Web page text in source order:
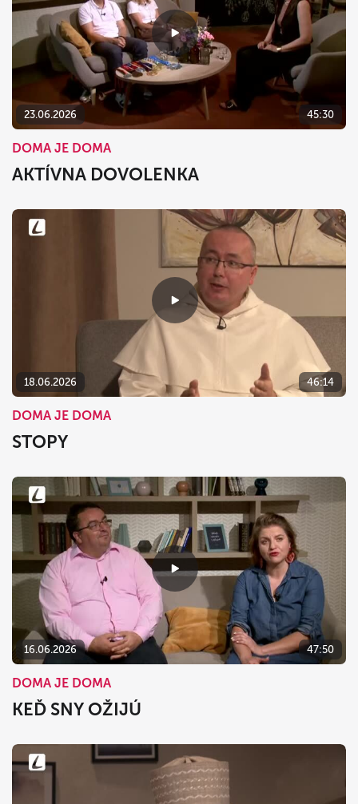
23.06.2026 45:30
DOMA JE DOMA
AKTÍVNA DOVOLENKA
18.06.2026 46:14
DOMA JE DOMA
STOPY
16.06.2026 47:50
DOMA JE DOMA
KEĎ SNY OŽIJÚ